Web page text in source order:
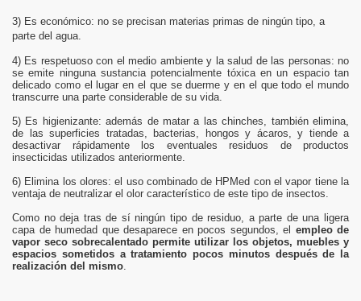
3) Es económico: no se precisan materias primas de ningún tipo, a
parte del agua.
4) Es respetuoso con el medio ambiente y la salud de las personas: no
se emite ninguna sustancia potencialmente tóxica en un espacio tan
delicado como el lugar en el que se duerme y en el que todo el mundo
transcurre una parte considerable de su vida.
5) Es higienizante: además de matar a las chinches, también elimina,
de las superficies tratadas, bacterias, hongos y ácaros, y tiende a
desactivar rápidamente los eventuales residuos de productos
insecticidas utilizados anteriormente.
6) Elimina los olores: el uso combinado de HPMed con el vapor tiene la
ventaja de neutralizar el olor característico de este tipo de insectos.
Como no deja tras de sí ningún tipo de residuo, a parte de una ligera
capa de humedad que desaparece en pocos segundos, el empleo de
vapor seco sobrecalentado permite utilizar los objetos, muebles y
espacios sometidos atratamiento pocos minutos después de la
realización del mismo